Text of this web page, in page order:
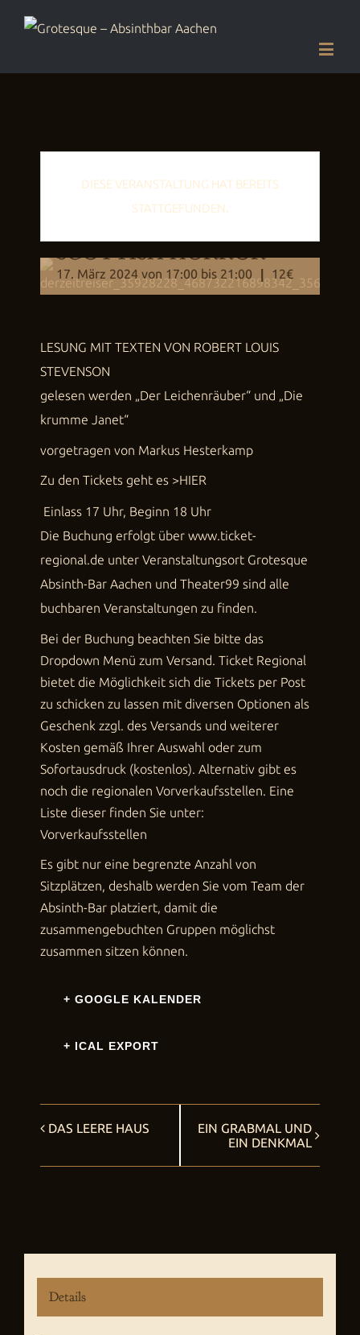
DIESE VERANSTALTUNG HAT BEREITS
STATTGEFUNDEN.
SCOTTISH HORROR
17. März 2024 von 17:00 bis 21:00 12€
LESUNG MIT TEXTEN VON ROBERT LOUIS
STEVENSON
gelesen werden „Der Leichenräuber“ und „Die
krumme Janet“
vorgetragen von Markus Hesterkamp
Zu den Tickets geht es >HIER
Einlass 17 Uhr, Beginn 18 Uhr
Die Buchung erfolgt über www.ticket-
regional.de unter Veranstaltungsort Grotesque
Absinth-Bar Aachen und Theater99 sind alle
buchbaren Veranstaltungen zu finden.
Bei der Buchung beachten Sie bitte das
Dropdown Menü zum Versand. Ticket Regional
bietet die Möglichkeit sich die Tickets per Post
zu schicken zu lassen mit diversen Optionen als
Geschenk zzgl. des Versands und weiterer
Kosten gemäß Ihrer Auswahl oder zum
Sofortausdruck (kostenlos). Alternativ gibt es
noch die regionalen Vorverkaufsstellen. Eine
Liste dieser finden Sie unter:
Vorverkaufsstellen
Es gibt nur eine begrenzte Anzahl von
Sitzplätzen, deshalb werden Sie vom Team der
Absinth-Bar platziert, damit die
zusammengebuchten Gruppen möglichst
zusammen sitzen können.
+ GOOGLE KALENDER
+ ICAL EXPORT
Veranstaltung
DAS LEERE HAUS
EIN GRABMAL UND
EIN DENKMAL
Details